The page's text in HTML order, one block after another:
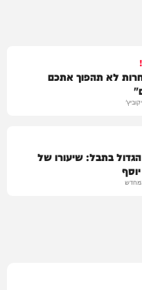
לא תהפוך אתכם
בתבל: שיעורו של